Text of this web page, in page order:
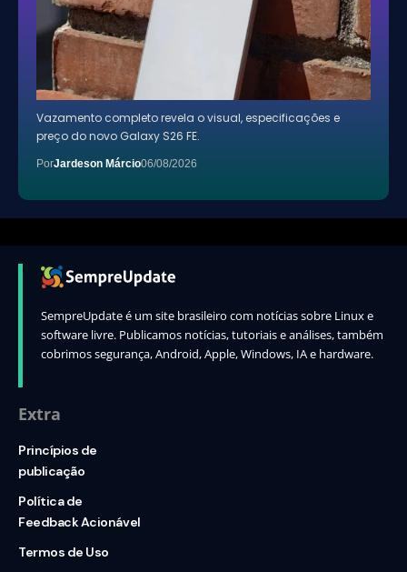
Vazamento completo revela o visual, especificações e
preço do novo Galaxy S26 FE.
PorJardeson Márcio06/08/2026
SempreUpdate é um site brasileiro com notícias sobre Linux e
software livre. Publicamos notícias, tutoriais e análises, também
cobrimos segurança, Android, Apple, Windows, IA e hardware.
Extra
Princípios de
publicação
Política de
Feedback Acionável
Termos de Uso